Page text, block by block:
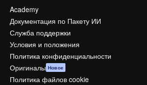
Academy
Документация по Пакету ИИ
Служба поддержки
Условия и положения
Политика конфиденциальности
Оригиналы Новое
Политика файлов cookie